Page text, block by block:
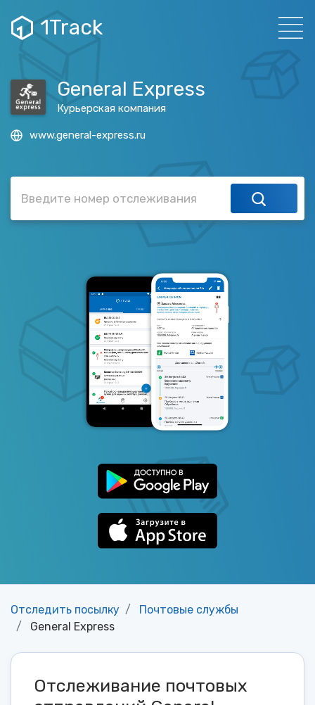
1Track
General Express
Курьерская компания
www.general-express.ru
Отследить посылку
Почтовые службы
General Express
Отслеживание почтовых